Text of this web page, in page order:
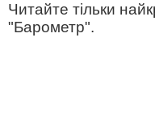
Читайте тільки
"Барометр".